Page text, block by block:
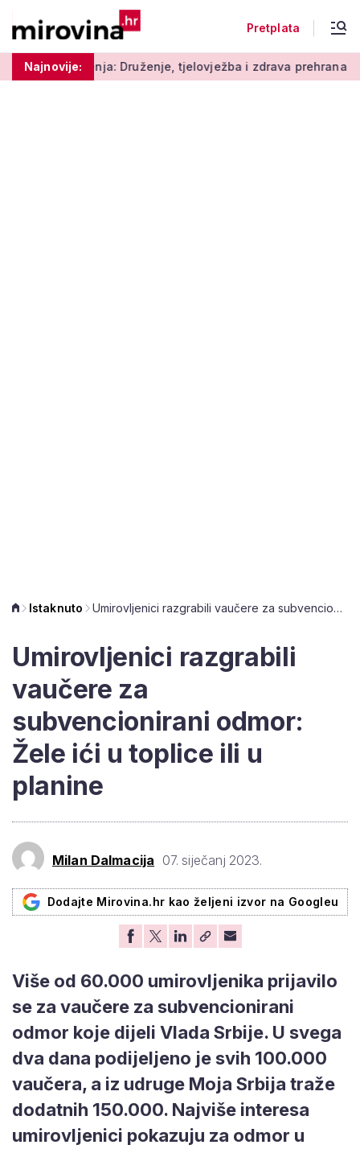
Pretplata
Najnovije:
Druženje, tjelovježba i zdrava prehrana za umirovljenike
Istaknuto Umirovljenici razgrabili vaučere za subvencionirani odmor: Žele ići u toplice ili u planine
Umirovljenici razgrabili
vaučere za
subvencionirani odmor:
Žele ići u toplice ili u
planine
Milan Dalmacija 07. siječanj 2023.
Dodajte Mirovina.hr kao željeni izvor na Googleu
Više od 60.000 umirovljenika prijavilo
se za vaučere za subvencionirani
odmor koje dijeli Vlada Srbije. U svega
dva dana podijeljeno je svih 100.000
vaučera, a iz udruge Moja Srbija traže
dodatnih 150.000. Najviše interesa
umirovljenici pokazuju za odmor u